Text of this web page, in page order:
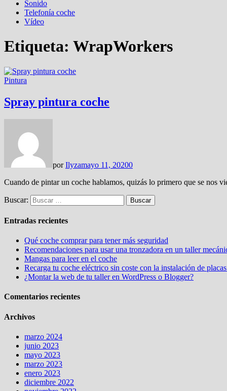
Sonido
Telefonía coche
Vídeo
Etiqueta: WrapWorkers
Pintura
Spray pintura coche
porIlyzamayo 11, 20200
Cuando de pintar un coche hablamos, quizás lo primero que se nos
Buscar:
Entradas recientes
Qué coche comprar para tener más seguridad
Recomendaciones para usar una tronzadora en un taller
Mangas para leer en el coche
Recarga tu coche eléctrico sin coste con la instalación de
¿Montar la web de tu taller en WordPress o Blogger?
Comentarios recientes
Archivos
marzo 2024
junio 2023
mayo 2023
marzo 2023
enero 2023
diciembre 2022